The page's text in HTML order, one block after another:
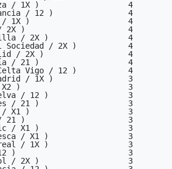
/ 12 )                4
/ 1X )                     4
/ 2X )                      4
Melilla / 2X )                 4
Sociedad / 2X )           4
/ 2X )                  4
/ 21 )                   4
Celta Vigo / 12 )           4
Madrid / 1X )                3
/ X2 )                       3
Huelva / 12 )                 3
/ 21 )                   3
/ X1 )                     3
/ 21 )                      3
/ X1 )                   3
Huesca / X1 )                 3
/ 1X )                 3
/ 12 )                        3
/ 2X )                   3